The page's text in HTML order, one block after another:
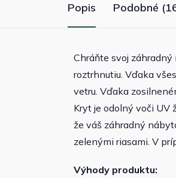
Popis Podobné
Chráňte svoj
roztrhnutiu. Vďaka
vetru. Vďaka
Kryt je odolný voči UV
že váš záhradný
zelenými riasami. V
Výhody produktu: